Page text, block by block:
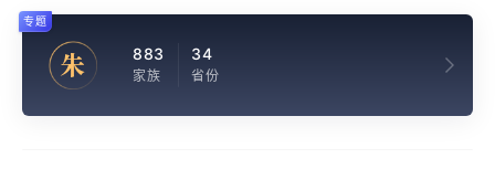
朱 883
家族
34
省份
专题